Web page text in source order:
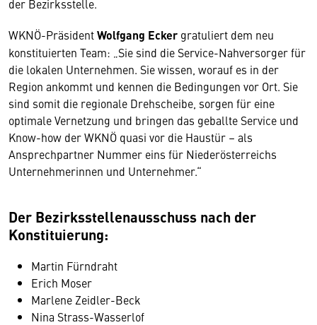
der Bezirksstelle.
WKNÖ-PräsidentWolfgang Ecker gratuliert dem neu
konstituierten Team: „Sie sind die Service-Nahversorger für
die lokalen Unternehmen. Sie wissen, worauf es in der
Region ankommt und kennen die Bedingungen vor Ort. Sie
sind somit die regionale Drehscheibe, sorgen für eine
optimale Vernetzung und bringen das geballte Service und
Know-how der WKNÖ quasi vor die Haustür – als
Ansprechpartner Nummer eins für Niederösterreichs
Unternehmerinnen und Unternehmer.“
Der Bezirksstellenausschuss nach der
Konstituierung:
Martin Fürndraht
Erich Moser
Marlene Zeidler-Beck
Nina Strass-Wasserlof